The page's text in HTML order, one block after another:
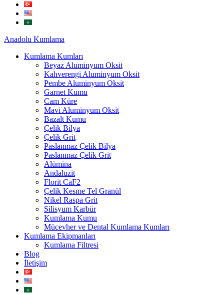
Anadolu Kumlama
Kumlama Kumları
Beyaz Aluminyum Oksit
Kahverengi Aluminyum Oksit
Pembe Aluminyum Oksit
Garnet Kumu
Cam Küre
Mavi Aluminyum Oksit
Bazalt Kumu
Çelik Bilya
Çelik Grit
Paslanmaz Çelik Bilya
Paslanmaz Çelik Grit
Alümina
Andaluzit
Florit CaF2
Çelik Kesme Tel Granül
Nikel Raspa Grit
Silisyum Karbür
Kumlama Kumu
Mücevher ve Dental Kumlama Kumları
Kumlama Ekipmanları
Kumlama Filtresi
Blog
İletişim